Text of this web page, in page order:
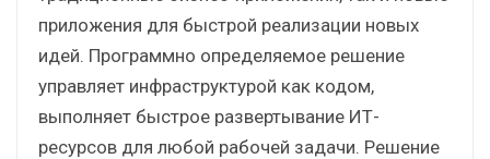
приложения для быстрой реализации новых
идей. Программно определяемое решение
управляет инфраструктурой как кодом,
выполняет быстрое развертывание ИТ-
ресурсов для любой рабочей задачи. Решение